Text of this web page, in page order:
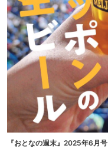
『おとなの週末』2025年6月号